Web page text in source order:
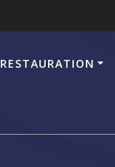
RESTAURATION